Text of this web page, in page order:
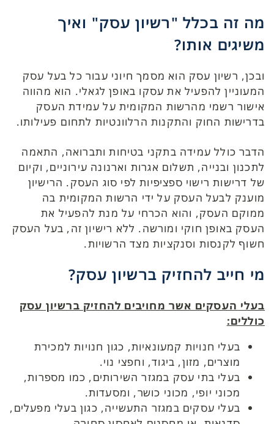
מה זה בכלל "רשיון עסק" ואיך
משיגים אותו?
ובכן, רשיון עסק הוא מסמך חיוני עבור כל בעל עסק
המעוניין להפעיל את עסקו באופן לגאלי. הוא מהווה
אישור רשמי מהרשות המקומית על עמידת העסק
בדרישות החוק והתקנות הרלוונטיות לתחום פעילותו.
הדבר כולל עמידה בתקני בטיחות ותברואה, התאמה
לתכנון ובנייה, תשלום אגרות וארנונה עירוניים, וקיום
של דרישות רישוי ספציפיות לפי סוג העסק. הרישיון
מוענק לבעל העסק על ידי הרשות המקומית בה
ממוקם העסק, והוא הכרחי על מנת להפעיל את
העסק באופן חוקי ומורשה. ללא רישיון זה, בעל העסק
חשוף לקנסות וסנקציות מצד הרשויות.
מי חייב להחזיק ברשיון עסק?
בעלי העסקים אשר מחויבים להחזיק ברשיון עסק
כוללים:
בעלי חנויות קמעונאיות, כגון חנויות למכירת
מוצרים, מזון, ביגוד, וחפצי נוי.
בעלי בתי עסק במגזר השירותים, כמו מספרות,
מכוני יופי, מכוני כושר, ומסעדות.
בעלי עסקים במגזר התעשייה, כגון בעלי מפעלים,